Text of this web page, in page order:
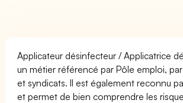
Applicateur désinfecteur / Applicatrice
un métier référencé par Pôle emploi,
et syndicats. Il est également reconnu
et permet de bien comprendre les